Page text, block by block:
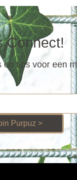
Connect!
tips voor een
Purpuz >